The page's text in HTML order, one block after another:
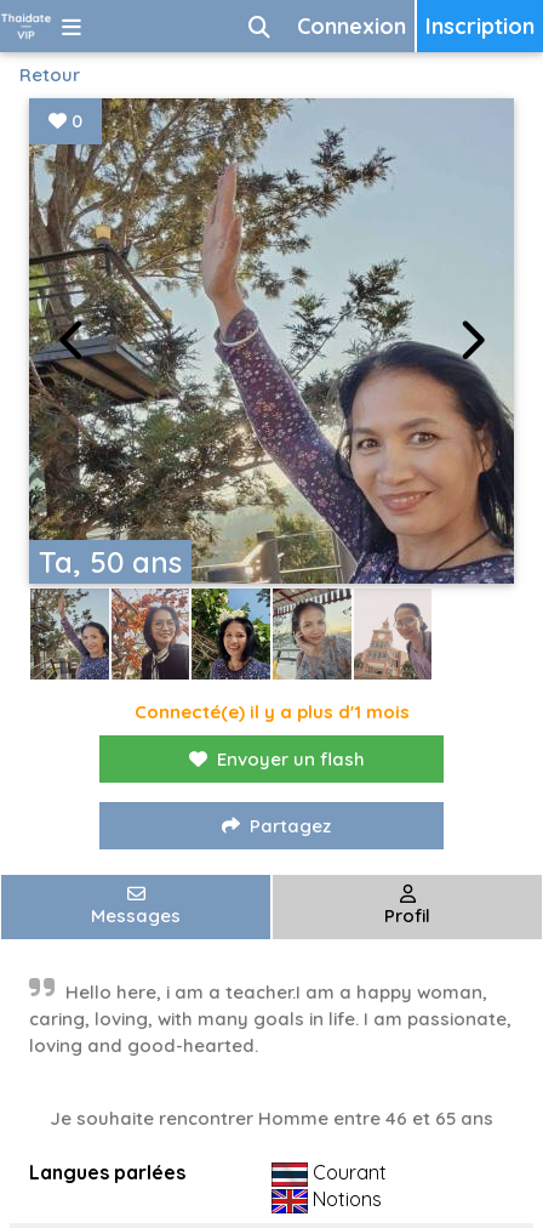
Inscription
Connexion
Retour
Ta, 50 ans
0
Connecté(e) il y a plus d'1 mois
Envoyer un flash
Partagez
Messages Profil
Hello here, i am a teacher.I am a happy woman,
caring, loving, with many goals in life. I am passionate,
loving and good-hearted.
Je souhaite rencontrer Homme entre 46 et 65 ans
Langues parlées
Courant
Notions